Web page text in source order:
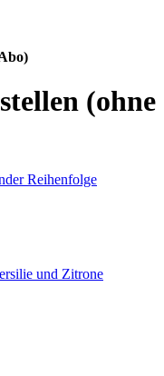
(ohne
Reihenfolge